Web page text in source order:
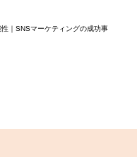
｜SNSマーケティングの成功事